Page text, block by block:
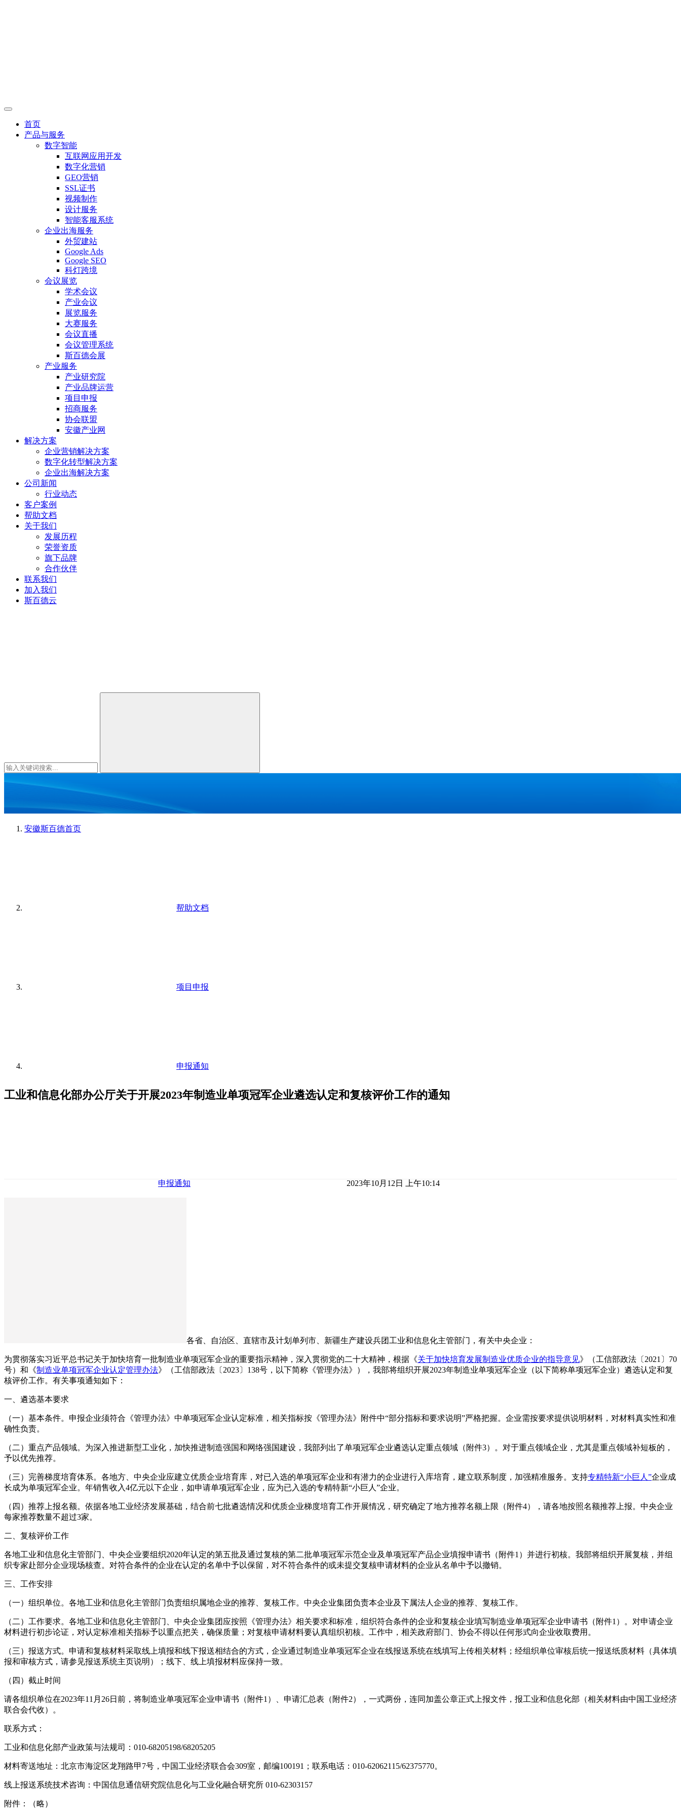
首页
产品与服务
数字智能
互联网应用开发
数字化营销
GEO营销
SSL证书
视频制作
设计服务
智能客服系统
企业出海服务
外贸建站
Google Ads
Google SEO
科灯跨境
会议展览
学术会议
产业会议
展览服务
大赛服务
会议直播
会议管理系统
斯百德会展
产业服务
产业研究院
产业品牌运营
项目申报
招商服务
协会联盟
安徽产业网
解决方案
企业营销解决方案
数字化转型解决方案
企业出海解决方案
公司新闻
行业动态
客户案例
帮助文档
关于我们
发展历程
荣誉资质
旗下品牌
合作伙伴
联系我们
加入我们
斯百德云
安徽斯百德首页
帮助文档
项目申报
申报通知
工业和信息化部办公厅关于开展2023年制造业单项冠军企业遴选认定和复核评价工作的通知
申报通知 2023年10月12日 上午10:14
各省、自治区、直辖市及计划单列市、新疆生产建设兵团工业和信息化主管部门，有关中央企业：
为贯彻落实习近平总书记关于加快培育一批制造业单项冠军企业的重要指示精神，深入贯彻党的二十大精神，根据《关于加快培育发展制造业优质企业的指导意见》（工信部政法〔2021〕70
号）和《制造业单项冠军企业认定管理办法》（工信部政法〔2023〕138号，以下简称《管理办法》），我部将组织开展2023年制造业单项冠军企业（以下简称单项冠军企业）遴选认定和复
核评价工作。有关事项通知如下：
一、遴选基本要求
（一）基本条件。申报企业须符合《管理办法》中单项冠军企业认定标准，相关指标按《管理办法》附件中“部分指标和要求说明”严格把握。企业需按要求提供说明材料，对材料真实性和准
确性负责。
（二）重点产品领域。为深入推进新型工业化，加快推进制造强国和网络强国建设，我部列出了单项冠军企业遴选认定重点领域（附件3）。对于重点领域企业，尤其是重点领域补短板的，
予以优先推荐。
（三）完善梯度培育体系。各地方、中央企业应建立优质企业培育库，对已入选的单项冠军企业和有潜力的企业进行入库培育，建立联系制度，加强精准服务。支持专精特新“小巨人”企业成
长成为单项冠军企业。年销售收入4亿元以下企业，如申请单项冠军企业，应为已入选的专精特新“小巨人”企业。
（四）推荐上报名额。依据各地工业经济发展基础，结合前七批遴选情况和优质企业梯度培育工作开展情况，研究确定了地方推荐名额上限（附件4），请各地按照名额推荐上报。中央企业
每家推荐数量不超过3家。
二、复核评价工作
各地工业和信息化主管部门、中央企业要组织2020年认定的第五批及通过复核的第二批单项冠军示范企业及单项冠军产品企业填报申请书（附件1）并进行初核。我部将组织开展复核，并组
织专家赴部分企业现场核查。对符合条件的企业在认定的名单中予以保留，对不符合条件的或未提交复核申请材料的企业从名单中予以撤销。
三、工作安排
（一）组织单位。各地工业和信息化主管部门负责组织属地企业的推荐、复核工作。中央企业集团负责本企业及下属法人企业的推荐、复核工作。
（二）工作要求。各地工业和信息化主管部门、中央企业集团应按照《管理办法》相关要求和标准，组织符合条件的企业和复核企业填写制造业单项冠军企业申请书（附件1）。对申请企业
材料进行初步论证，对认定标准相关指标予以重点把关，确保质量；对复核申请材料要认真组织初核。工作中，相关政府部门、协会不得以任何形式向企业收取费用。
（三）报送方式。申请和复核材料采取线上填报和线下报送相结合的方式，企业通过制造业单项冠军企业在线报送系统在线填写上传相关材料；经组织单位审核后统一报送纸质材料（具体填
报和审核方式，请参见报送系统主页说明）；线下、线上填报材料应保持一致。
（四）截止时间
请各组织单位在2023年11月26日前，将制造业单项冠军企业申请书（附件1）、申请汇总表（附件2），一式两份，连同加盖公章正式上报文件，报工业和信息化部（相关材料由中国工业经济
联合会代收）。
联系方式：
工业和信息化部产业政策与法规司：010-68205198/68205205
材料寄送地址：北京市海淀区龙翔路甲7号，中国工业经济联合会309室，邮编100191；联系电话：010-62062115/62375770。
线上报送系统技术咨询：中国信息通信研究院信息化与工业化融合研究所 010-62303157
附件：（略）